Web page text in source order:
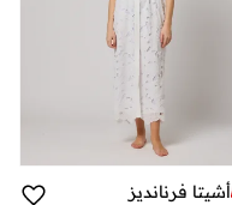
أشيتا فرنانديز